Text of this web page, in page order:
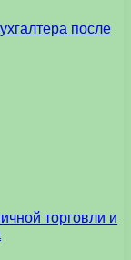
после
торговли и